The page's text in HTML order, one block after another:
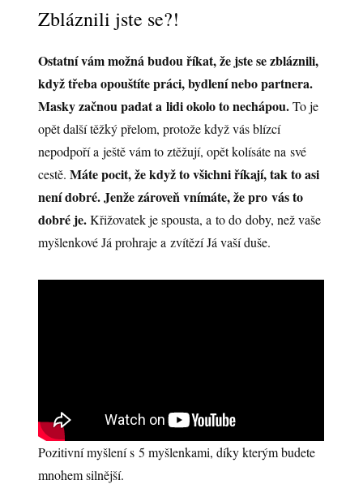
Zbláznili jste se?!
Ostatní vám možná budou říkat, že jste se zbláznili,
když třeba opouštíte práci, bydlení nebo partnera.
Masky začnou padat a lidi okolo to nechápou.To je
opět další těžký přelom, protože když vás blízcí
nepodpoří a ještě vám to ztěžují, opět kolísáte na své
cestě.Máte pocit, že když to všichni říkají, tak to asi
není dobré. Jenže zároveň vnímáte, že pro vás to
dobré je.Křižovatek je spousta, a to do doby, než vaše
myšlenkové Já prohraje a zvítězí Já vaší duše.
Pozitivní myšlení s 5 myšlenkami, díky kterým budete
mnohem silnější.